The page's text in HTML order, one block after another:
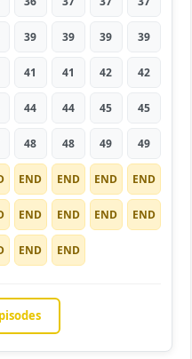
39 39 39 39
41 41 42 42
44 44 45 45
48 48 49 49
END END END END
END END END END
END END